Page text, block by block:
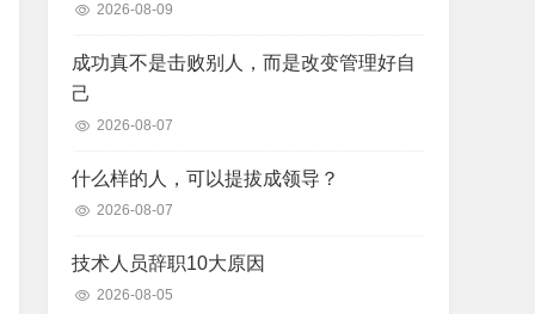
2026-08-09
成功真不是击败别人，而是改变管理好自
己
2026-08-07
什么样的人，可以提拔成领导？
2026-08-07
技术人员辞职10大原因
2026-08-05